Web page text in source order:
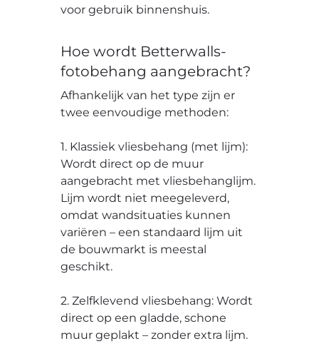
voor gebruik binnenshuis.
Hoe wordt Betterwalls-
fotobehang aangebracht?
Afhankelijk van het type zijn er
twee eenvoudige methoden:
1. Klassiek vliesbehang (met lijm):
Wordt direct op de muur
aangebracht met vliesbehanglijm.
Lijm wordt niet meegeleverd,
omdat wandsituaties kunnen
variëren – een standaard lijm uit
de bouwmarkt is meestal
geschikt.
2. Zelfklevend vliesbehang: Wordt
direct op een gladde, schone
muur geplakt – zonder extra lijm.